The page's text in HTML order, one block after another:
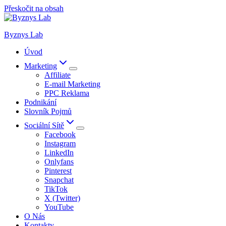
Přeskočit na obsah
Byznys Lab
Úvod
Marketing
Affiliate
E-mail Marketing
PPC Reklama
Podnikání
Slovník Pojmů
Sociální Sítě
Facebook
Instagram
LinkedIn
Onlyfans
Pinterest
Snapchat
TikTok
X (Twitter)
YouTube
O Nás